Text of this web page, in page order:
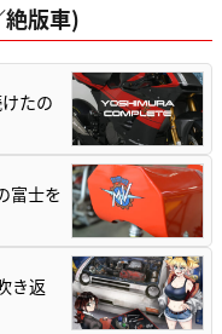
版車)
たの
富士を
き返